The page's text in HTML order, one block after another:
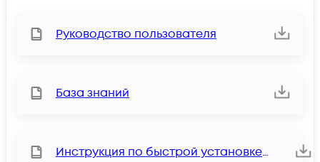
Руководство пользователя
База знаний
Инструкция по быстрой установке (QIG)